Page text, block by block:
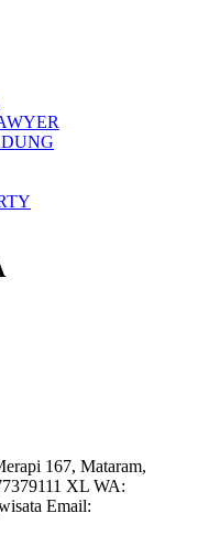
167, Mataram,
XL WA:
Email: